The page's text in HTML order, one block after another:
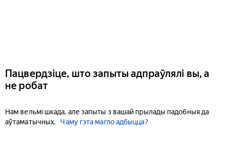
Пацвердзіце, што запыты адпраўлялі вы, а
не робат
Нам вельмі шкада, але запыты з вашай прылады падобныя да
аўтаматычных.
Чаму гэта магло адбыцца?